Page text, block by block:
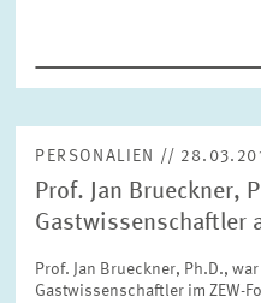
PERSONALIEN //
Prof. Jan Brueckner,
Gastwissenschaftler
Prof. Jan Brueckner, Ph.D.,
Gastwissenschaftler im ZEW-